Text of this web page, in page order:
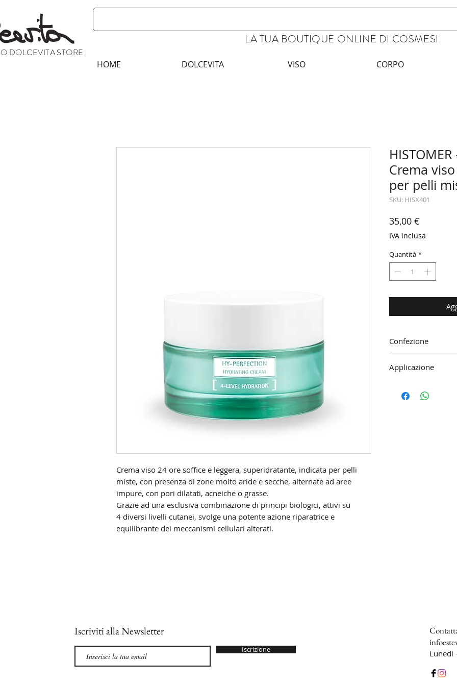
LA TUA BOUTIQUE ONLINE DI COSMESI
DOLCEVITA STORE
HOME DOLCEVITA VISO CORPO
Crema viso 24 ore soffice e leggera, superidratante, indicata per pelli
miste, con presenza di zone molto aride e secche, alternate ad aree
impure, con pori dilatati, acneiche o grasse.
Grazie ad una esclusiva combinazione di principi biologici, attivi su
4 diversi livelli cutanei, svolge una potente azione riparatrice e
equilibrante dei meccanismi cellulari alterati.
Crema
per pelli
SKU: HISX401
35,00 €Prezzo
IVA inclusa
Quantità *
Confezione
Applicazione
su viso e collo, con
Iscriviti alla Newsletter
Iscrizione Lunedì